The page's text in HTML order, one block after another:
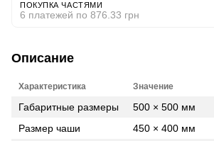
ПОКУПКА ЧАСТЯМИ
6 платежей по 876.33 грн
Описание
Характеристика Значение
Габаритные размеры
500 × 500 мм
Размер чаши
450 × 400 мм